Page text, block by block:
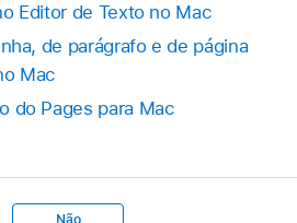
Editor de Texto no Mac
de parágrafo e de página
Mac
do Pages para Mac